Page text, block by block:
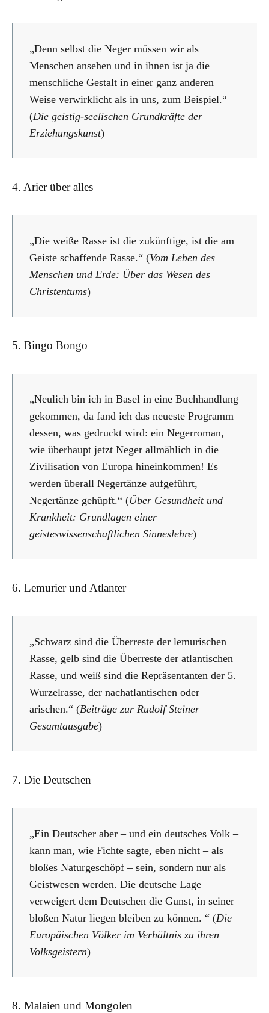
„Denn selbst die Neger müssen wir als
Menschen ansehen und in ihnen ist ja die
menschliche Gestalt in einer ganz anderen
Weise verwirklicht als in uns, zum Beispiel.“
(Die geistig-seelischen Grundkräfte der
Erziehungskunst)
4. Arier über alles
„Die weiße Rasse ist die zukünftige, ist die am
Geiste schaffende Rasse.“ (Vom Leben des
Menschen und Erde: Über das Wesen des
Christentums)
5. Bingo Bongo
„Neulich bin ich in Basel in eine Buchhandlung
gekommen, da fand ich das neueste Programm
dessen, was gedruckt wird: ein Negerroman,
wie überhaupt jetzt Neger allmählich in die
Zivilisation von Europa hineinkommen! Es
werden überall Negertänze aufgeführt,
Negertänze gehüpft.“ (Über Gesundheit und
Krankheit: Grundlagen einer
geisteswissenschaftlichen Sinneslehre)
6. Lemurier und Atlanter
„Schwarz sind die Überreste der lemurischen
Rasse, gelb sind die Überreste der atlantischen
Rasse, und weiß sind die Repräsentanten der 5.
Wurzelrasse, der nachatlantischen oder
arischen.“ (Beiträge zur Rudolf Steiner
Gesamtausgabe)
7. Die Deutschen
„Ein Deutscher aber – und ein deutsches Volk –
kann man, wie Fichte sagte, eben nicht – als
bloßes Naturgeschöpf – sein, sondern nur als
Geistwesen werden. Die deutsche Lage
verweigert dem Deutschen die Gunst, in seiner
bloßen Natur liegen bleiben zu können. “ (Die
Europäischen Völker im Verhältnis zu ihren
Volksgeistern)
8. Malaien und Mongolen